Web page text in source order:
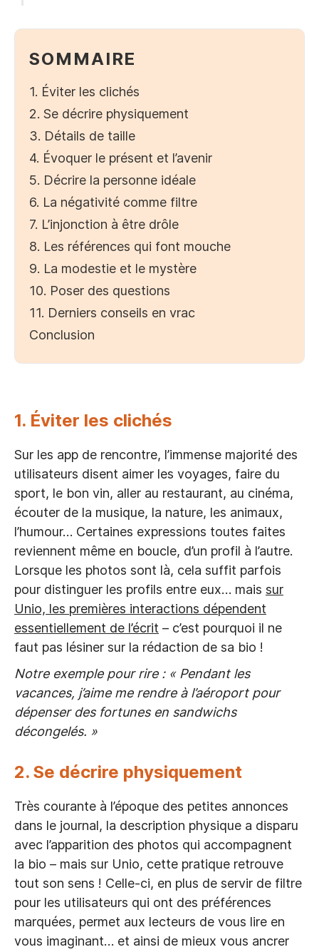
SOMMAIRE
1. Éviter les clichés
2. Se décrire physiquement
3. Détails de taille
4. Évoquer le présent et l’avenir
5. Décrire la personne idéale
6. La négativité comme filtre
7. L’injonction à être drôle
8. Les références qui font mouche
9. La modestie et le mystère
10. Poser des questions
11. Derniers conseils en vrac
Conclusion
1. Éviter les clichés
Sur les app de rencontre, l’immense majorité des
utilisateurs disent aimer les voyages, faire du
sport, le bon vin, aller au restaurant, au cinéma,
écouter de la musique, la nature, les animaux,
l’humour… Certaines expressions toutes faites
reviennent même en boucle, d’un profil à l’autre.
Lorsque les photos sont là, cela suffit parfois
pour distinguer les profils entre eux… mais sur
Unio, les premières interactions dépendent
essentiellement de l’écrit – c’est pourquoi il ne
faut pas lésiner sur la rédaction de sa bio !
Notre exemple pour rire : « Pendant les
vacances, j’aime me rendre à l’aéroport pour
dépenser des fortunes en sandwichs
décongelés. »
2. Se décrire physiquement
Très courante à l’époque des petites annonces
dans le journal, la description physique a disparu
avec l’apparition des photos qui accompagnent
la bio – mais sur Unio, cette pratique retrouve
tout son sens ! Celle-ci, en plus de servir de filtre
pour les utilisateurs qui ont des préférences
marquées, permet aux lecteurs de vous lire en
vous imaginant… et ainsi de mieux vous ancrer